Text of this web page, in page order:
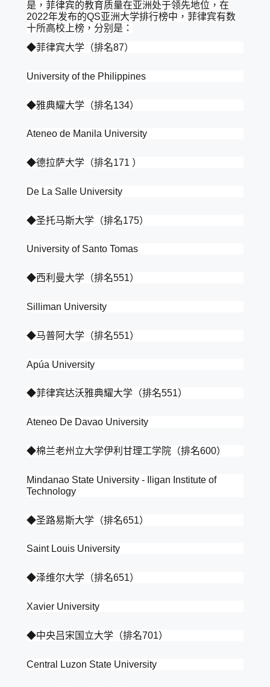
是，菲律宾的教育质量在亚洲处于领先地位，在
2022年发布的QS亚洲大学排行榜中，菲律宾有数
十所高校上榜，分别是：
◆菲律宾大学（排名87）
University of the Philippines
◆雅典耀大学（排名134）
Ateneo de Manila University
◆德拉萨大学（排名171 ）
De La Salle University
◆圣托马斯大学（排名175）
University of Santo Tomas
◆西利曼大学（排名551）
Silliman University
◆马普阿大学（排名551）
Apúa University
◆菲律宾达沃雅典耀大学（排名551）
Ateneo De Davao University
◆棉兰老州立大学伊利甘理工学院（排名600）
Mindanao State University - Iligan Institute of
Technology
◆圣路易斯大学（排名651）
Saint Louis University
◆泽维尔大学（排名651）
Xavier University
◆中央吕宋国立大学（排名701）
Central Luzon State University